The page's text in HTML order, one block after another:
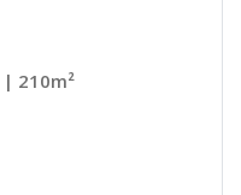
| 210m²